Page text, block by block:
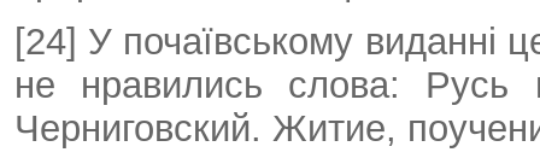
[24] У почаївському виданні
не нравились слова: Русь
Черниговский. Житие,